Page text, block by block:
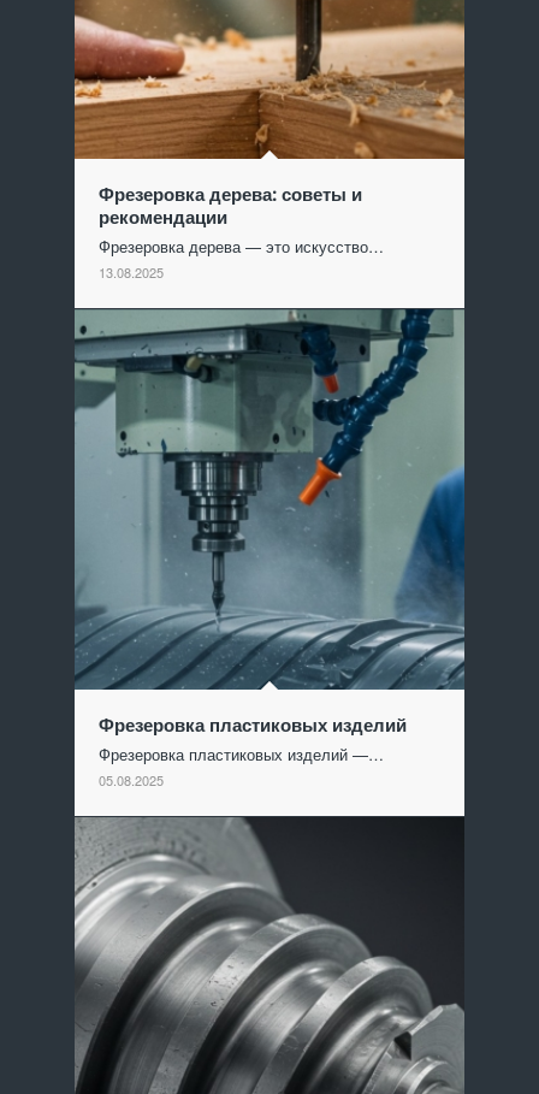
Фрезеровка дерева: советы и
рекомендации
Фрезеровка дерева — это искусство…
13.08.2025
Фрезеровка пластиковых изделий
Фрезеровка пластиковых изделий —…
05.08.2025